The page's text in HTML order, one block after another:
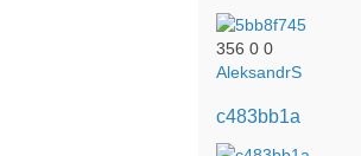
356 0 0
AleksandrS
c483bb1a